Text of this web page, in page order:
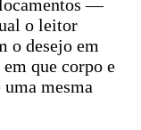
—
o leitor
o desejo em
que corpo e
mesma